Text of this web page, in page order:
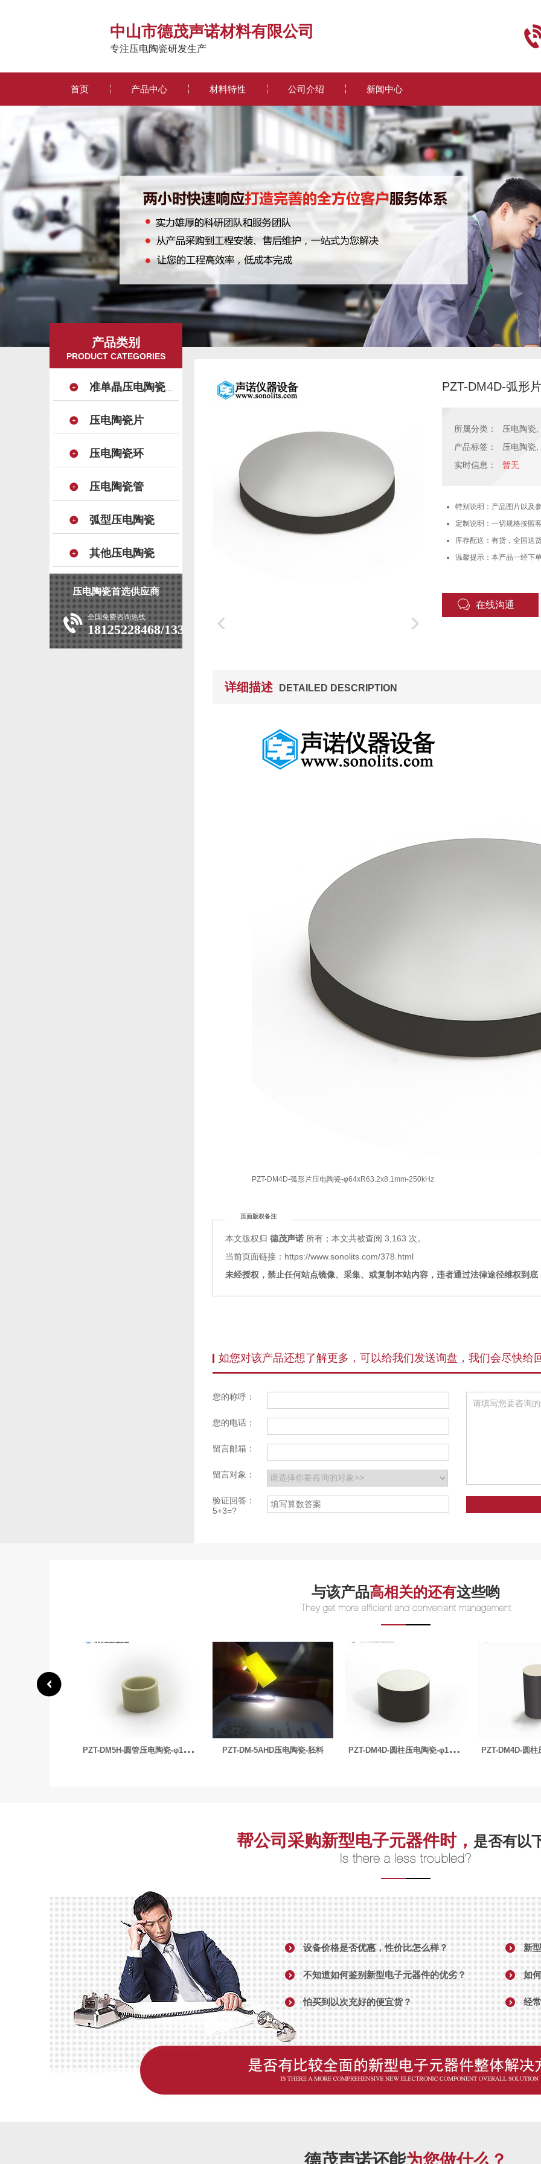
中山市德茂声诺材料有限公司
专注压电陶瓷研发生产
首页 产品中心 材料特性 公司介绍 新闻中心
产品类别
PRODUCT CATEGORIES
准单晶压电陶瓷晶片
压电陶瓷片
压电陶瓷环
压电陶瓷管
弧型压电陶瓷
其他压电陶瓷
压电陶瓷首选供应商
全国免费咨询热线
18125228468/13392927639
PZT-DM4D-弧形
所属分类： 压电陶瓷
产品标签：
压电陶瓷
实时信息：
暂无
特别说明：产品图片以及
定制说明：一切规格按照
库存配送：有货，全国送
温馨提示：本产品一经下
在线沟通
详细描述 DETAILED DESCRIPTION
PZT-DM4D-弧形片压电陶瓷-φ64xR63.2x8.1mm-250kHz
页面版权备注
本文版权归 德茂声诺 所有；本文共被查阅 3,163 次。
当前页面链接：https://www.sonolits.com/378.html
未经授权，禁止任何站点镜像、采集、或复制本站内容，违者通过法律途径维权到底
如您对该产品还想了解更多，可以给我们发送询盘，我们会尽快给
您的称呼：
您的电话：
留言邮箱：
留言对象：
验证回答：
5+3=?
与该产品高相关的还有这些哟
PZT-DM-5AHD压电陶瓷-胚料 P
ZT-DM4D-圆柱压电陶瓷-φ15.75x5mm-136kHz P
ZT-DM4D-圆柱压电陶瓷-φ12.7x21mm-72kHz
帮公司采购新型电子元器件时， 是否有以
设备价格是否优惠，性价比怎么样？ 新
不知道如何鉴别新型电子元器件的优劣？ 如
怕买到以次充好的便宜货？ 经
德茂声诺还能为您做什么？